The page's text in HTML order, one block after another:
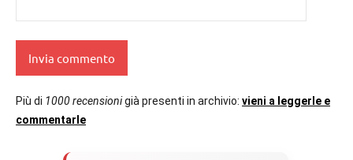
Più di 1000 recensionigià presenti in archivio: vieni a leggerle e
commentarle